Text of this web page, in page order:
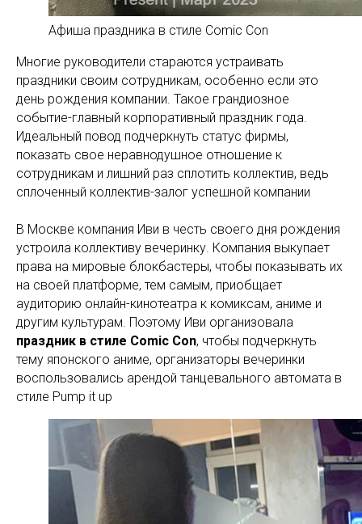
Афиша праздника в стиле Comic Con
Многие руководители стараются устраивать
праздники своим сотрудникам, особенно если это
день рождения компании. Такое грандиозное
событие-главный корпоративный праздник года.
Идеальный повод подчеркнуть статус фирмы,
показать свое неравнодушное отношение к
сотрудникам и лишний раз сплотить коллектив, ведь
сплоченный коллектив-залог успешной компании
В Москве компания Иви в честь своего дня рождения
устроила коллективу вечеринку. Компания выкупает
права на мировые блокбастеры, чтобы показывать их
на своей платформе, тем самым, приобщает
аудиторию онлайн-кинотеатра к комиксам, аниме и
другим культурам. Поэтому Иви организовала
праздник в стиле Comic Con, чтобы подчеркнуть
тему японского аниме, организаторы вечеринки
воспользовались арендой танцевального автомата в
стиле Pump it up